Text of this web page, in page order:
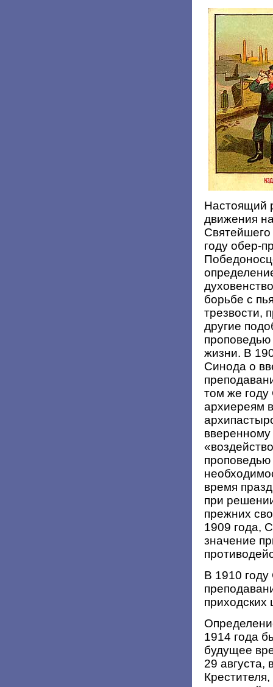
Настоящий
движения
Святейшего
году обер-
борьбе с
трезвости,
другие
жизни. В
Синода о
том же
архиереям
вверенному
время
при
прежних
1909 года,
значение
В 1910
приходских
1914 года
будущее
29 августа,